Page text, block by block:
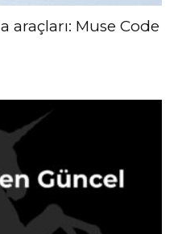
araçları: Muse Code